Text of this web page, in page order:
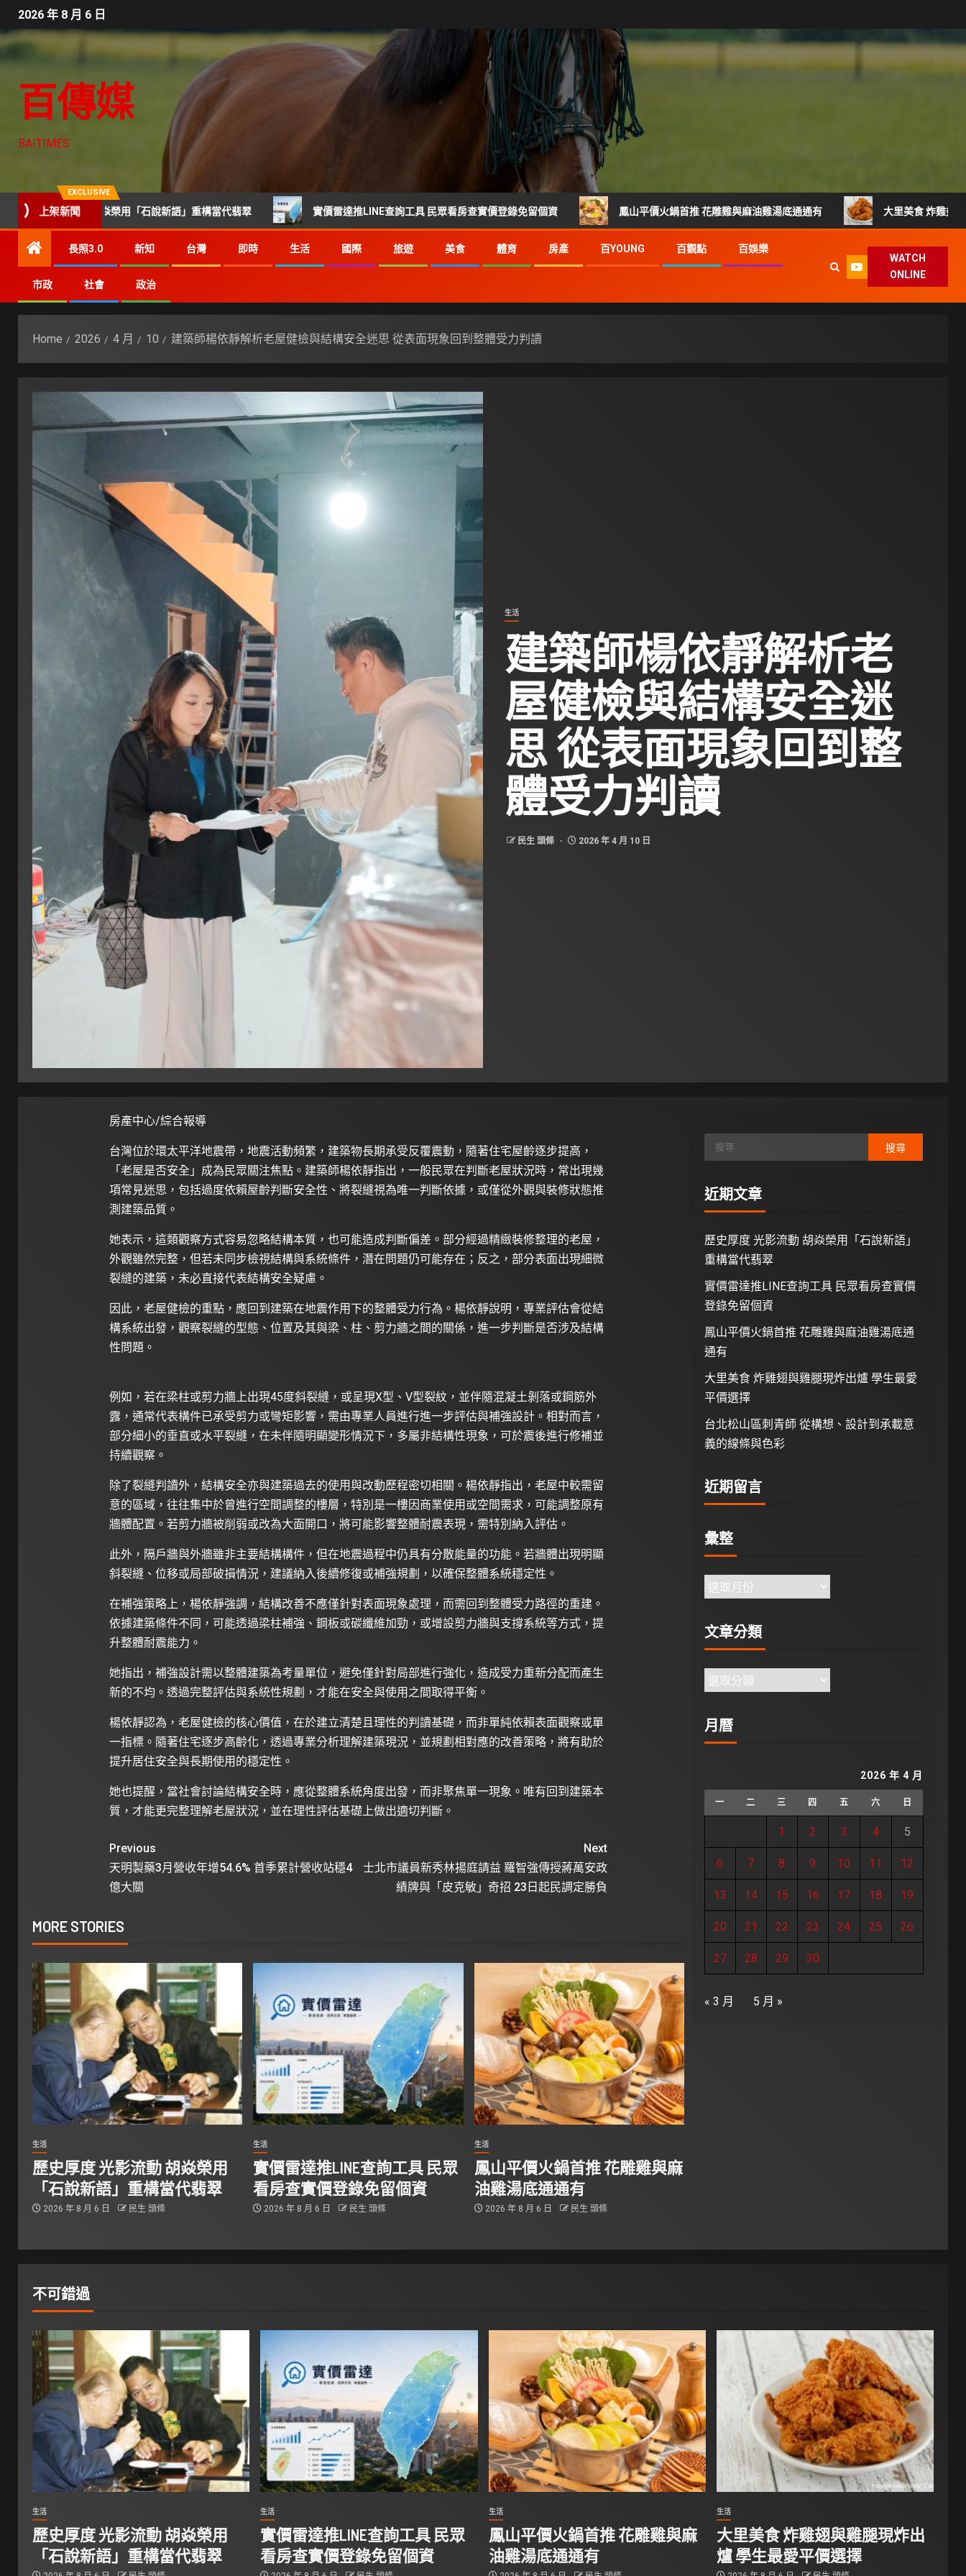
2026 年 8 月 6 日
百傳媒
BAITIMES
EXCLUSIVE
上架新聞
影流動 胡焱榮用「石說新語」重構當代翡翠 實價雷達推LINE查詢工具 民眾看房查實價登錄免留個資 鳳山平價火鍋首推 花雕雞與麻油雞湯底通通有 大里美食 炸雞翅與雞腿現炸
長照3.0 新知 台灣 即時 生活 國際 旅遊 美食 體育 房產 百YOUNG 百觀點 百娛樂
市政 社會 政治
WATCH
ONLINE
Home 2026 4 月 10 建築師楊依靜解析老屋健檢與結構安全迷思 從表面現象回到整體受力判讀
生活
建築師楊依靜解析老
屋健檢與結構安全迷
思 從表面現象回到整
體受力判讀
民生 頭條 2026 年 4 月 10 日
房產中心/綜合報導
台灣位於環太平洋地震帶，地震活動頻繁，建築物長期承受反覆震動，隨著住宅屋齡逐步提高，
「老屋是否安全」成為民眾關注焦點。建築師楊依靜指出，一般民眾在判斷老屋狀況時，常出現幾
項常見迷思，包括過度依賴屋齡判斷安全性、將裂縫視為唯一判斷依據，或僅從外觀與裝修狀態推
測建築品質。
她表示，這類觀察方式容易忽略結構本質，也可能造成判斷偏差。部分經過精緻裝修整理的老屋，
外觀雖然完整，但若未同步檢視結構與系統條件，潛在問題仍可能存在；反之，部分表面出現細微
裂縫的建築，未必直接代表結構安全疑慮。
因此，老屋健檢的重點，應回到建築在地震作用下的整體受力行為。楊依靜說明，專業評估會從結
構系統出發，觀察裂縫的型態、位置及其與梁、柱、剪力牆之間的關係，進一步判斷是否涉及結構
性問題。
例如，若在梁柱或剪力牆上出現45度斜裂縫，或呈現X型、V型裂紋，並伴隨混凝土剝落或鋼筋外
露，通常代表構件已承受剪力或彎矩影響，需由專業人員進行進一步評估與補強設計。相對而言，
部分細小的垂直或水平裂縫，在未伴隨明顯變形情況下，多屬非結構性現象，可於震後進行修補並
持續觀察。
除了裂縫判讀外，結構安全亦與建築過去的使用與改動歷程密切相關。楊依靜指出，老屋中較需留
意的區域，往往集中於曾進行空間調整的樓層，特別是一樓因商業使用或空間需求，可能調整原有
牆體配置。若剪力牆被削弱或改為大面開口，將可能影響整體耐震表現，需特別納入評估。
此外，隔戶牆與外牆雖非主要結構構件，但在地震過程中仍具有分散能量的功能。若牆體出現明顯
斜裂縫、位移或局部破損情況，建議納入後續修復或補強規劃，以確保整體系統穩定性。
在補強策略上，楊依靜強調，結構改善不應僅針對表面現象處理，而需回到整體受力路徑的重建。
依據建築條件不同，可能透過梁柱補強、鋼板或碳纖維加勁，或增設剪力牆與支撐系統等方式，提
升整體耐震能力。
她指出，補強設計需以整體建築為考量單位，避免僅針對局部進行強化，造成受力重新分配而產生
新的不均。透過完整評估與系統性規劃，才能在安全與使用之間取得平衡。
楊依靜認為，老屋健檢的核心價值，在於建立清楚且理性的判讀基礎，而非單純依賴表面觀察或單
一指標。隨著住宅逐步高齡化，透過專業分析理解建築現況，並規劃相對應的改善策略，將有助於
提升居住安全與長期使用的穩定性。
她也提醒，當社會討論結構安全時，應從整體系統角度出發，而非聚焦單一現象。唯有回到建築本
質，才能更完整理解老屋狀況，並在理性評估基礎上做出適切判斷。
Previous
天明製藥3月營收年增54.6% 首季累計營收站穩4
億大關
Next
士北市議員新秀林揚庭請益 羅智強傳授蔣萬安政
績牌與「皮克敏」奇招 23日起民調定勝負
MORE STORIES
生活
歷史厚度 光影流動 胡焱榮用
「石說新語」重構當代翡翠
2026 年 8 月 6 日 民生 頭條
生活
實價雷達推LINE查詢工具 民眾
看房查實價登錄免留個資
2026 年 8 月 6 日 民生 頭條
生活
鳳山平價火鍋首推 花雕雞與麻
油雞湯底通通有
2026 年 8 月 6 日 民生 頭條
近期文章
歷史厚度 光影流動 胡焱榮用「石說新語」
重構當代翡翠
實價雷達推LINE查詢工具 民眾看房查實價
登錄免留個資
鳳山平價火鍋首推 花雕雞與麻油雞湯底通
通有
大里美食 炸雞翅與雞腿現炸出爐 學生最愛
平價選擇
台北松山區刺青師 從構想、設計到承載意
義的線條與色彩
近期留言
彙整
文章分類
月曆
2026 年 4 月
一 二 三 四 五 六 日
1 2 3 4 5
6 7 8 9 10 11 12
13 14 15 16 17 18 19
20 21 22 23 24 25 26
27 28 29 30
« 3 月 5 月 »
不可錯過
生活
歷史厚度 光影流動 胡焱榮用
「石說新語」重構當代翡翠
生活
實價雷達推LINE查詢工具 民眾
看房查實價登錄免留個資
生活
鳳山平價火鍋首推 花雕雞與麻
油雞湯底通通有
生活
大里美食 炸雞翅與雞腿現炸出
爐 學生最愛平價選擇